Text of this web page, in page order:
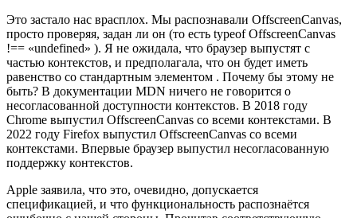
Это застало нас врасплох. Мы распознавали OffscreenCanvas,
просто проверяя, задан ли он (то есть typeof OffscreenCanvas
!== «undefined» ). Я не ожидала, что браузер выпустят с
частью контекстов, и предполагала, что он будет иметь
равенство со стандартным элементом . Почему бы этому не
быть? В документации MDN ничего не говорится о
несогласованной доступности контекстов. В 2018 году
Chrome выпустил OffscreenCanvas со всеми контекстами. В
2022 году Firefox выпустил OffscreenCanvas со всеми
контекстами. Впервые браузер выпустил несогласованную
поддержку контекстов.
Apple заявила, что это, очевидно, допускается
спецификацией, и что функциональность распознаётся